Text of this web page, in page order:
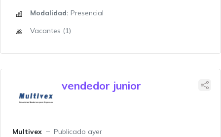
Modalidad: Presencial
Vacantes (1)
vendedor junior
Multivex
Publicado ayer